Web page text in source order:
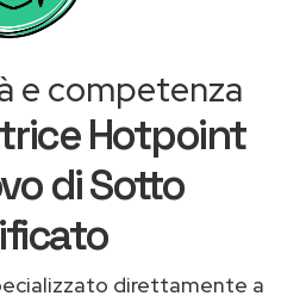
e competenza
Hotpoint
di Sotto
direttamente a